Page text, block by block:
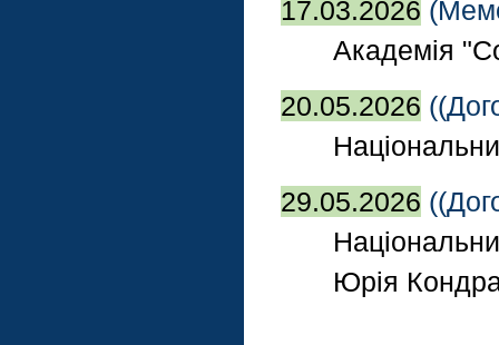
17.03.2026
Академія
20.05.2026
29.05.2026
Юрія